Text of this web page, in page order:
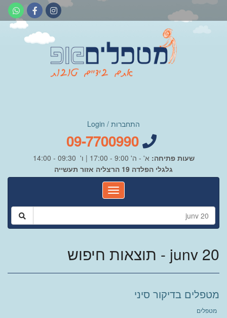
התחברות / Login
שעות פתיחה: א' - ה' 9:00 - 17:00 | ו' 09:30 - 14:00
גלגלי הפלדה 19 הרצליה אזור תעשייה
junv 20 - תוצאות חיפוש
מטפלים בדיקור סיני
מטפלים